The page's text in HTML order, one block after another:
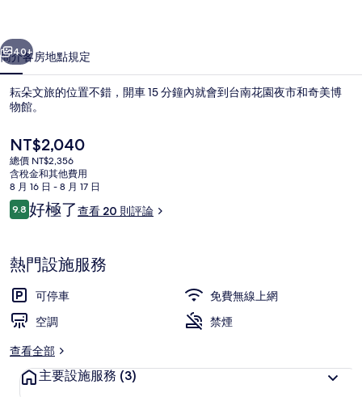
集
個 下一個
40+
簡介客房地點規定
耘朵文旅的位置不錯，開車 15 分鐘內就會到台南花園夜市和奇美博
物館。
目
前
的
價
格
是
NT$2,040
總價 NT$2,356
含稅金和其他費用
8 月 16 日 - 8 月 17 日
評
論
9.89.8 分，滿分 10 分，
好極了查看 20 則評論
熱門設施服務
可停車
免費無線上網
空調
禁煙
查看全部
主要設施服務 (3)